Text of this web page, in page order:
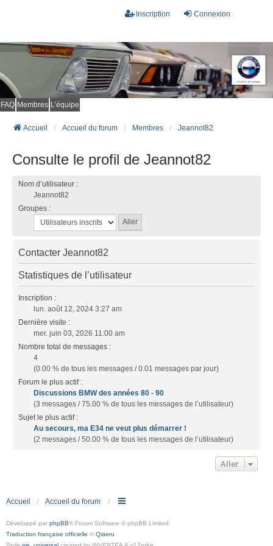
Connexion
Inscription
FAQ Membres L’équipe
Accueil Accueil du forum Membres Jeannot82
Consulte le profil de Jeannot82
Nom d’utilisateur :
Jeannot82
Groupes :
Contacter Jeannot82
Statistiques de l’utilisateur
Inscription :
lun. août 12, 2024 3:27 am
Dernière visite :
mer. juin 03, 2026 11:00 am
Nombre total de messages :
4
(0.00 % de tous les messages / 0.01 messages par jour)
Forum le plus actif :
Discussions BMW des années 80 - 90
(3 messages / 75.00 % de tous les messages de l’utilisateur)
Sujet le plus actif :
Au secours, ma E34 ne veut plus démarrer !
(2 messages / 50.00 % de tous les messages de l’utilisateur)
Aller
Accueil Accueil du forum
Développé par phpBB® Forum Software © phpBB Limited
Traduction française officielle © Qiaeru